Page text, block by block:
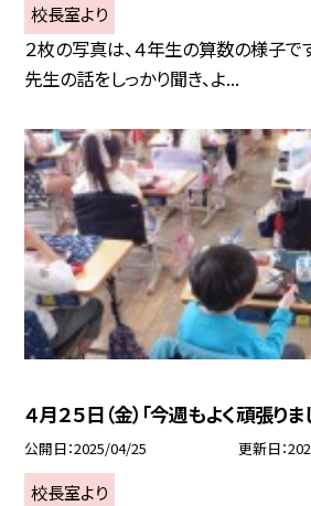
校長室より
２枚の写真は、４年生の算数の様子で
先生の話をしっかり聞き、よ...
４月２５日（金）「今週もよく頑張り
公開日 2025/04/25 更新日
校長室より